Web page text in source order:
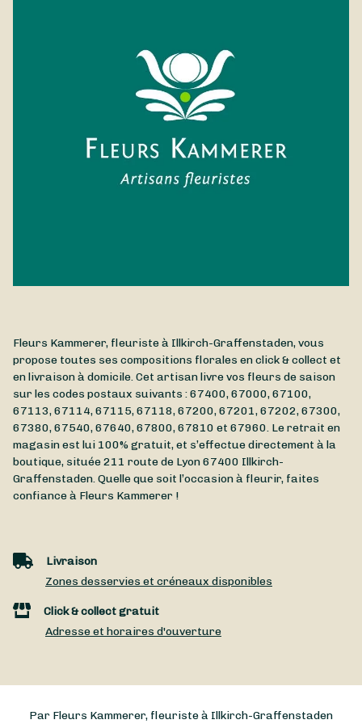
livrera où vous le souhaitez, à Illkirch-Graffenstaden et ses
Fleurs Kammerer, fleuriste à Illkirch-Graffenstaden, vous
propose toutes ses compositions florales en click & collect et
en livraison à domicile. Cet artisan livre vos fleurs de saison
sur les codes postaux suivants : 67400, 67000, 67100,
67113, 67114, 67115, 67118, 67200, 67201, 67202, 67300,
67380, 67540, 67640, 67800, 67810 et 67960. Le retrait en
magasin est lui 100% gratuit, et s’effectue directement à la
boutique, située211 route de Lyon67400 Illkirch-
Graffenstaden. Quelle que soit l’occasion à fleurir, faites
confiance à Fleurs Kammerer !
Livraison
Zones desservies et créneaux disponibles
Click & collect gratuit
Adresse et horaires d'ouverture
Par Fleurs Kammerer, fleuriste à Illkirch-Graffenstaden